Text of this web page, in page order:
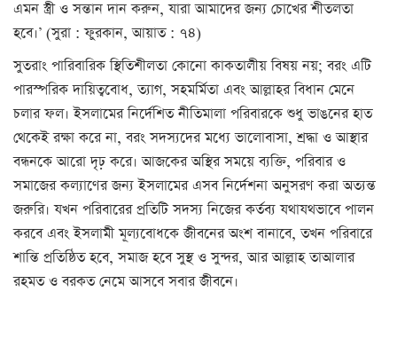
এমন স্ত্রী ও সন্তান দান করুন, যারা আমাদের জন্য চোখের শীতলতা
হবে।’ (সুরা : ফুরকান, আয়াত : ৭৪)
সুতরাং পারিবারিক স্থিতিশীলতা কোনো কাকতালীয় বিষয় নয়; বরং এটি
পারস্পরিক দায়িত্ববোধ, ত্যাগ, সহমর্মিতা এবং আল্লাহর বিধান মেনে
চলার ফল। ইসলামের নির্দেশিত নীতিমালা পরিবারকে শুধু ভাঙনের হাত
থেকেই রক্ষা করে না, বরং সদস্যদের মধ্যে ভালোবাসা, শ্রদ্ধা ও আস্থার
বন্ধনকে আরো দৃঢ় করে। আজকের অস্থির সময়ে ব্যক্তি, পরিবার ও
সমাজের কল্যাণের জন্য ইসলামের এসব নির্দেশনা অনুসরণ করা অত্যন্ত
জরুরি। যখন পরিবারের প্রতিটি সদস্য নিজের কর্তব্য যথাযথভাবে পালন
করবে এবং ইসলামী মূল্যবোধকে জীবনের অংশ বানাবে, তখন পরিবারে
শান্তি প্রতিষ্ঠিত হবে, সমাজ হবে সুস্থ ও সুন্দর, আর আল্লাহ তাআলার
রহমত ও বরকত নেমে আসবে সবার জীবনে।